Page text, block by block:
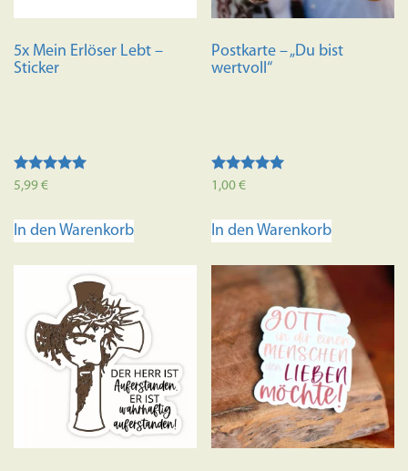
5x Mein Erlöser Lebt –
Sticker
Bewertet mit
5,99€
In den Warenkorb
Postkarte – „Du bist
wertvoll“
Bewertet mit
1,00€
In den Warenkorb